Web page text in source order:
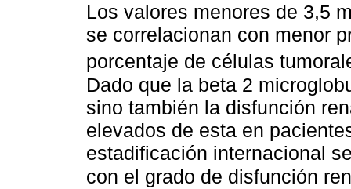
Los valores menores de 3,5
se correlacionan con menor
porcentaje de células
Dado que la beta 2
sino también la disfunción
elevados de esta en
estadificación internacional
con el grado de disfunción